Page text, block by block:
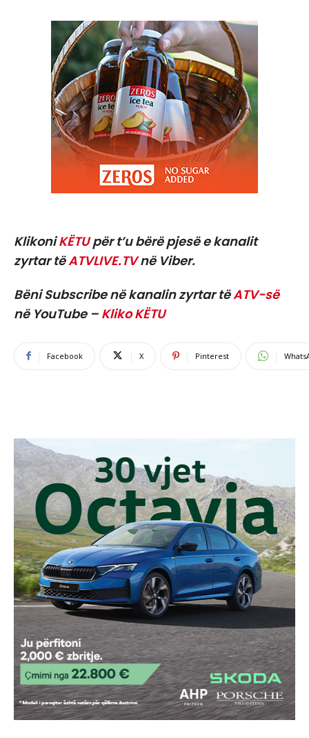
KlikoniKËTUpër t’u bërë pjesë e kanalit
zyrtar tëATVLIVE.TVnë Viber.
Bëni Subscribe në kanalin zyrtar tëATV-së
në YouTube – Kliko KËTU
Facebook X Pinterest